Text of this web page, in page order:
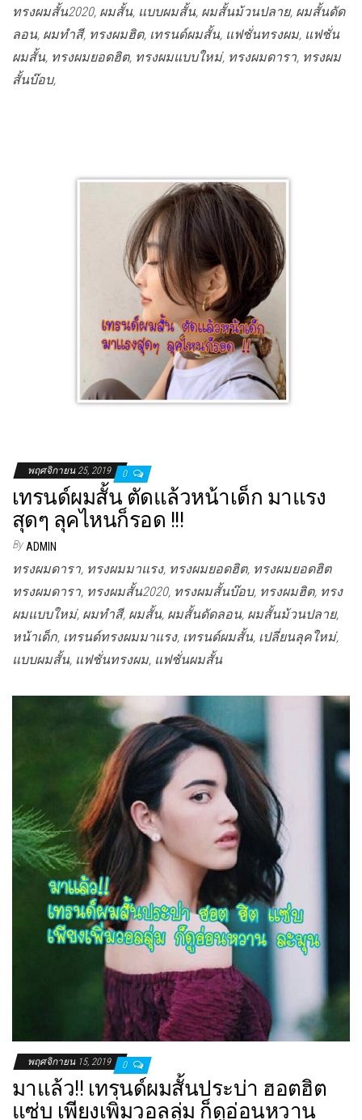
ทรงผมสั้น2020, ผมสั้น, แบบผมสั้น, ผมสั้นม้วนปลาย, ผมสั้นดัด
ลอน, ผมทำสี, ทรงผมฮิต, เทรนด์ผมสั้น, แฟชั่นทรงผม, แฟชั่น
ผมสั้น, ทรงผมยอดฮิต, ทรงผมแบบใหม่, ทรงผมดารา, ทรงผม
สั้นบ๊อบ,
พฤศจิกายน 25, 2019 0
เทรนด์ผมสั้น ตัดแล้วหน้าเด็ก มาแรง
สุดๆ ลุคไหนก็รอด !!!
By ADMIN
ทรงผมดารา, ทรงผมมาแรง, ทรงผมยอดฮิต, ทรงผมยอดฮิต
ทรงผมดารา, ทรงผมสั้น2020, ทรงผมสั้นบ๊อบ, ทรงผมฮิต, ทรง
ผมแบบใหม่, ผมทำสี, ผมสั้น, ผมสั้นดัดลอน, ผมสั้นม้วนปลาย,
หน้าเด็ก, เทรนด์ทรงผมมาแรง, เทรนด์ผมสั้น, เปลี่ยนลุคใหม่,
แบบผมสั้น, แฟชั่นทรงผม, แฟชั่นผมสั้น
พฤศจิกายน 15, 2019 0
มาแล้ว!! เทรนด์ผมสั้นประบ่า ฮอตฮิต
แซ่บ เพียงเพิ่มวอลลุ่ม ก็ดูอ่อนหวาน